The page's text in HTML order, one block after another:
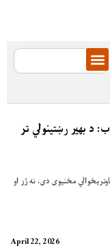
د بهير رښتينولي تر
مخنيوی دی، نه ژر او
April 22, 2026